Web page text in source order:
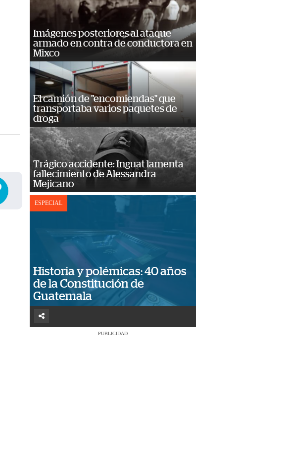
Imágenes posteriores al ataque
armado en contra de conductora en
Mixco
El camión de "encomiendas" que
transportaba varios paquetes de
droga
Trágico accidente: Inguat lamenta
fallecimiento de Alessandra
Mejicano
ESPECIAL
Historia y polémicas: 40 años
de la Constitución de
Guatemala
PUBLICIDAD